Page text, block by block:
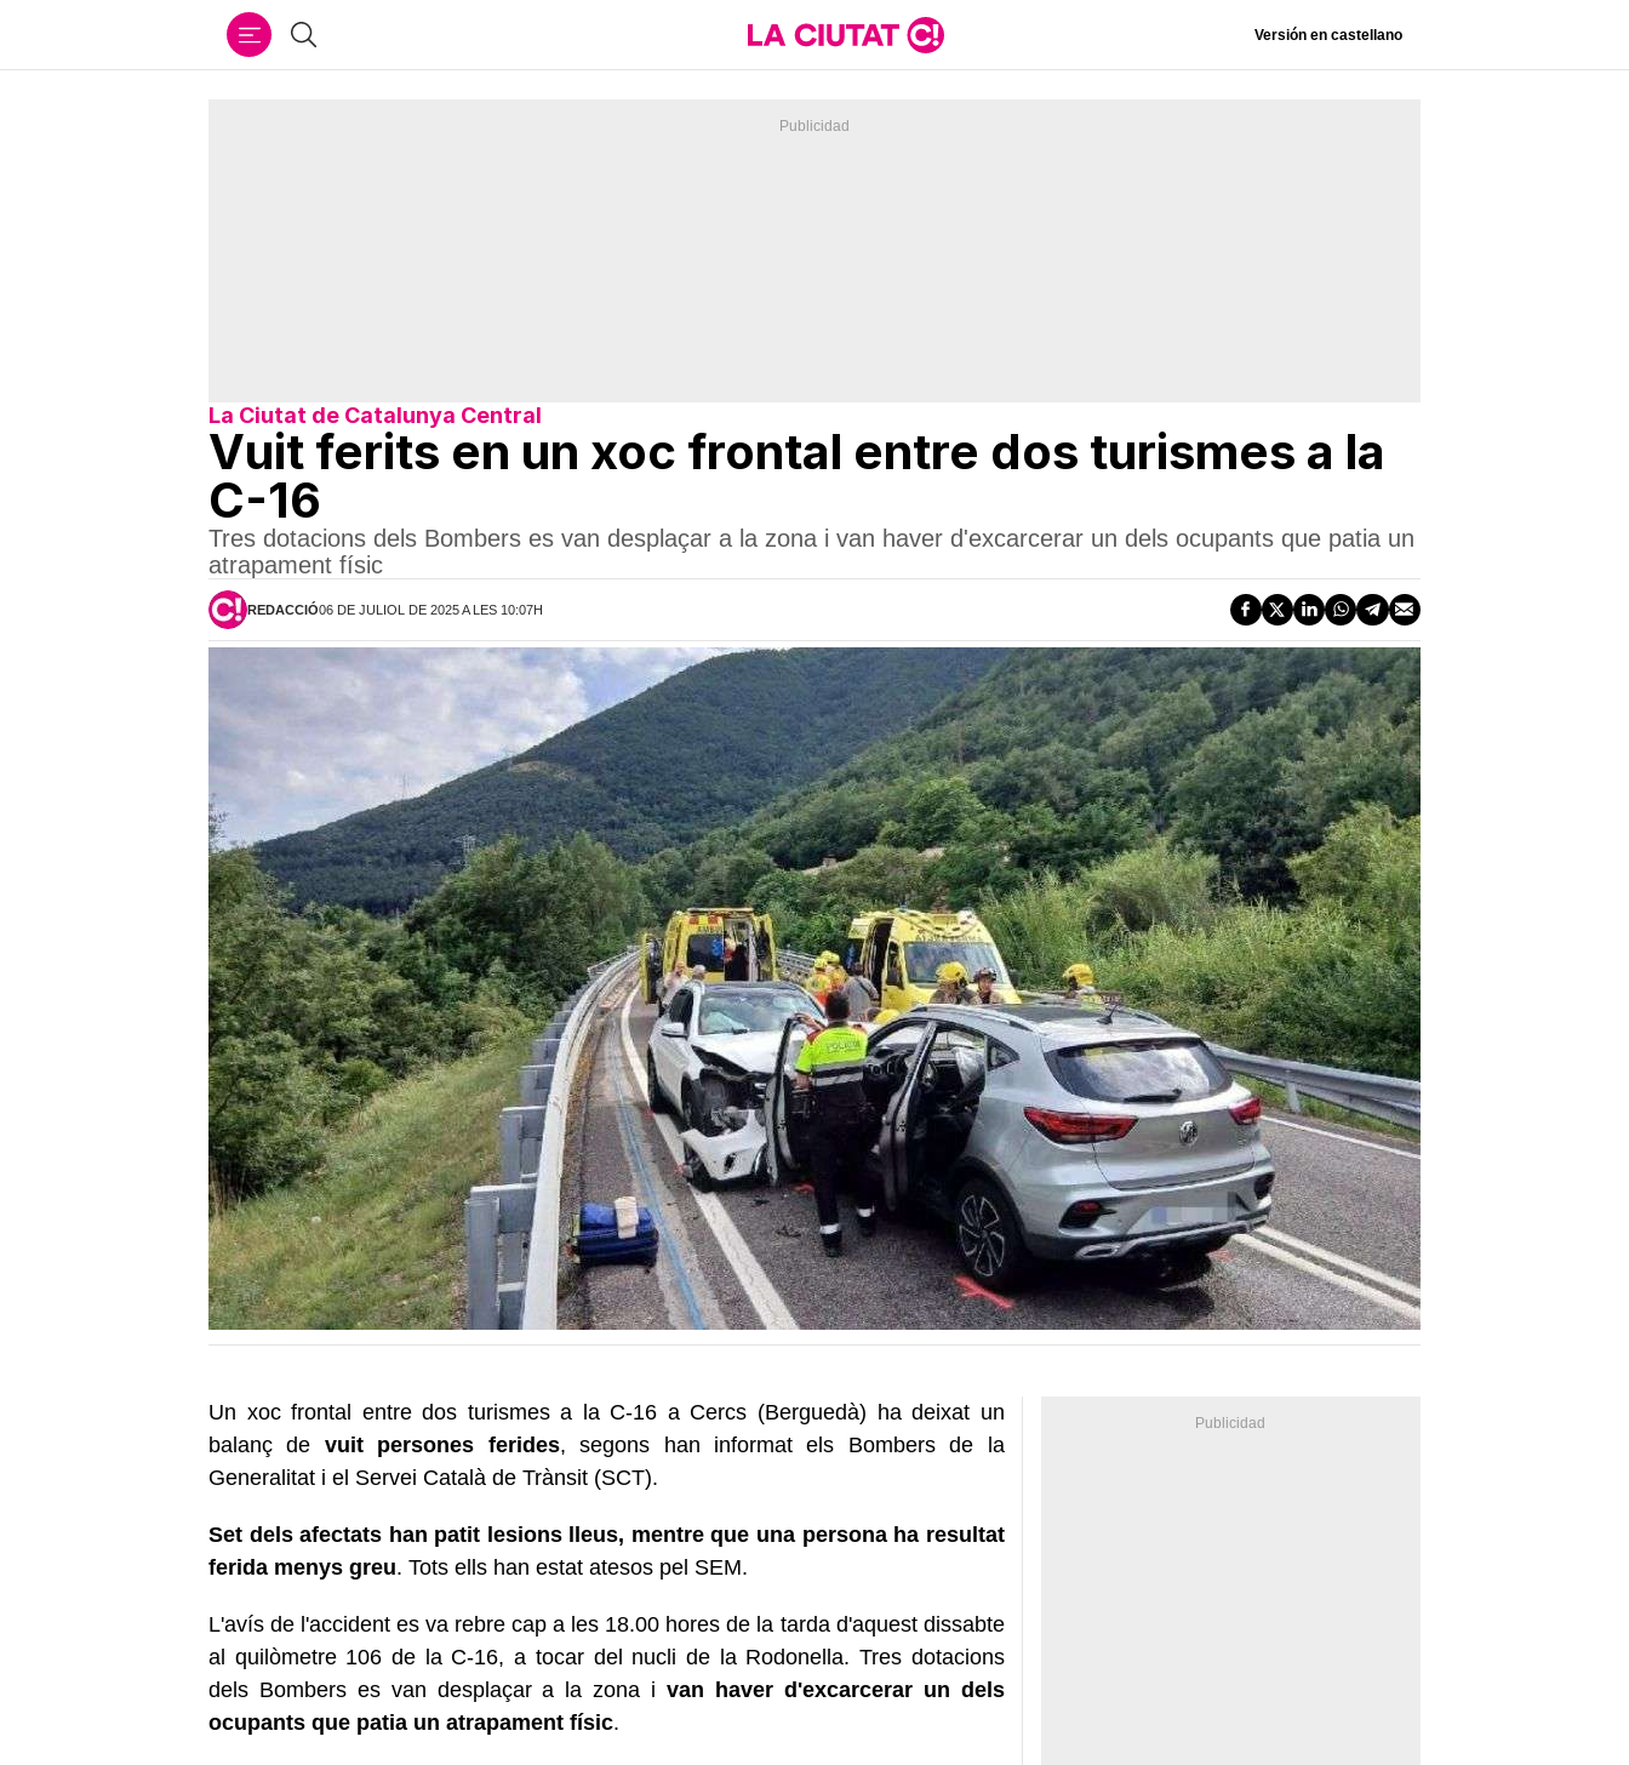
Cercar Versión en castellano
La Ciutat de Catalunya Central
Vuit ferits en un xoc frontal entre dos turismes a la
C-16
Tres dotacions dels Bombers es van desplaçar a la zona i van haver d'excarcerar un dels ocupants que patia un
atrapament físic
REDACCIÓ06 DE JULIOL DE 2025 A LES 10:07H
Un xoc frontal entre dos turismes a la C-16 a Cercs (Berguedà) ha deixat un
balanç de vuit persones ferides, segons han informat els Bombers de la
Generalitat i el Servei Català de Trànsit (SCT).
Set dels afectats han patit lesions lleus, mentre que una persona ha resultat
ferida menys greu. Tots ells han estat atesos pel SEM.
L'avís de l'accident es va rebre cap a les 18.00 hores de la tarda d'aquest dissabte
al quilòmetre 106 de la C-16, a tocar del nucli de la Rodonella. Tres dotacions
dels Bombers es van desplaçar a la zona ivan haver d'excarcerar un dels
ocupants que patia un atrapament físic.